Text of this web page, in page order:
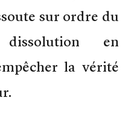
sur ordre du
en
la vérité